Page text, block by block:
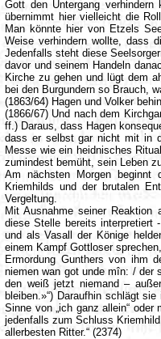
Gott den Untergang verhindern
übernimmt hier vielleicht die
Man könnte hier von Etzels
Weise verhindern wollte, dass
Jedenfalls steht diese
davor und seinem Handeln
Kirche zu gehen und lügt dem
bei den Burgundern so Brauch,
(1863/64) Hagen und Volker
(1866/67) Und nach dem
ff.) Daraus, dass Hagen
dass er selbst gar nicht mit in
Messe wie ein heidnisches
zumindest bemüht, sein Leben
Am nächsten Morgen beginnt
Kriemhilds und der brutalen
Vergeltung.
Mit Ausnahme seiner
diese Stelle bereits interpretiert
und als Vasall der Könige
einem Kampf Gottloser
Ermordung Gunthers von ihm
niemen wan got unde mîn: / der
den weiß jetzt niemand –
bleiben.»“) Daraufhin schlägt
Sinne von „ich ganz allein“
jedenfalls zum Schluss
allerbesten Ritter.“ (2374)